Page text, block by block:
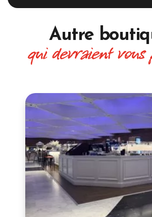
Autre
qui devraient